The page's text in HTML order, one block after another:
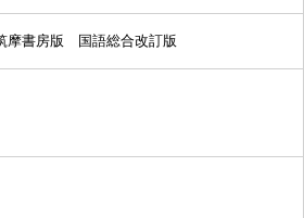
摩書房版 国語総合改訂版